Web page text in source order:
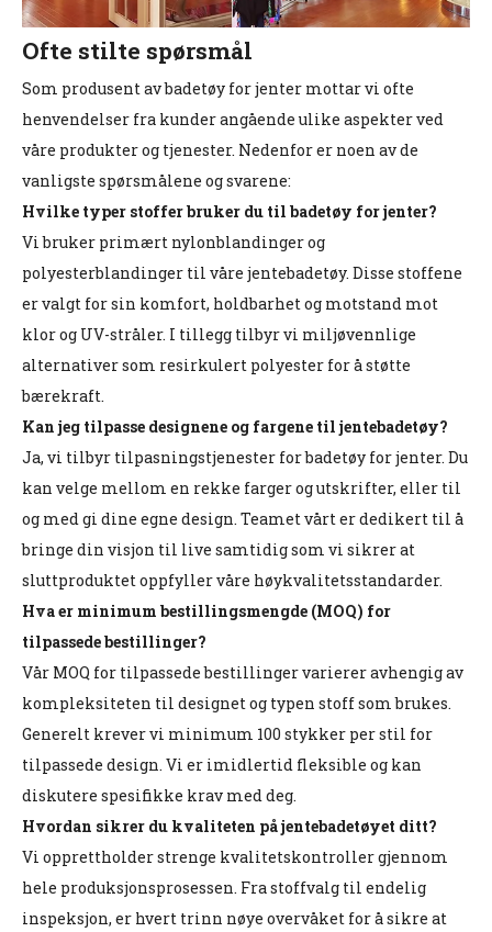
Ofte stilte spørsmål
Som produsent av badetøy for jenter mottar vi ofte
henvendelser fra kunder angående ulike aspekter ved
våre produkter og tjenester. Nedenfor er noen av de
vanligste spørsmålene og svarene:
Hvilke typer stoffer bruker du til badetøy for jenter?
Vi bruker primært nylonblandinger og
polyesterblandinger til våre jentebadetøy. Disse stoffene
er valgt for sin komfort, holdbarhet og motstand mot
klor og UV-stråler. I tillegg tilbyr vi miljøvennlige
alternativer som resirkulert polyester for å støtte
bærekraft.
Kan jeg tilpasse designene og fargene til jentebadetøy?
Ja, vi tilbyr tilpasningstjenester for badetøy for jenter. Du
kan velge mellom en rekke farger og utskrifter, eller til
og med gi dine egne design. Teamet vårt er dedikert til å
bringe din visjon til live samtidig som vi sikrer at
sluttproduktet oppfyller våre høykvalitetsstandarder.
Hva er minimum bestillingsmengde (MOQ) for
tilpassede bestillinger?
Vår MOQ for tilpassede bestillinger varierer avhengig av
kompleksiteten til designet og typen stoff som brukes.
Generelt krever vi minimum 100 stykker per stil for
tilpassede design. Vi er imidlertid fleksible og kan
diskutere spesifikke krav med deg.
Hvordan sikrer du kvaliteten på jentebadetøyet ditt?
Vi opprettholder strenge kvalitetskontroller gjennom
hele produksjonsprosessen. Fra stoffvalg til endelig
inspeksjon, er hvert trinn nøye overvåket for å sikre at